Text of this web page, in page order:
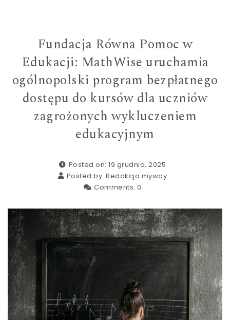
Fundacja Równa Pomoc w
Edukacji: MathWise uruchamia
ogólnopolski program bezpłatnego
dostępu do kursów dla uczniów
zagrożonych wykluczeniem
edukacyjnym
Posted on: 19 grudnia, 2025
Posted by: Redakcja myway
Comments: 0